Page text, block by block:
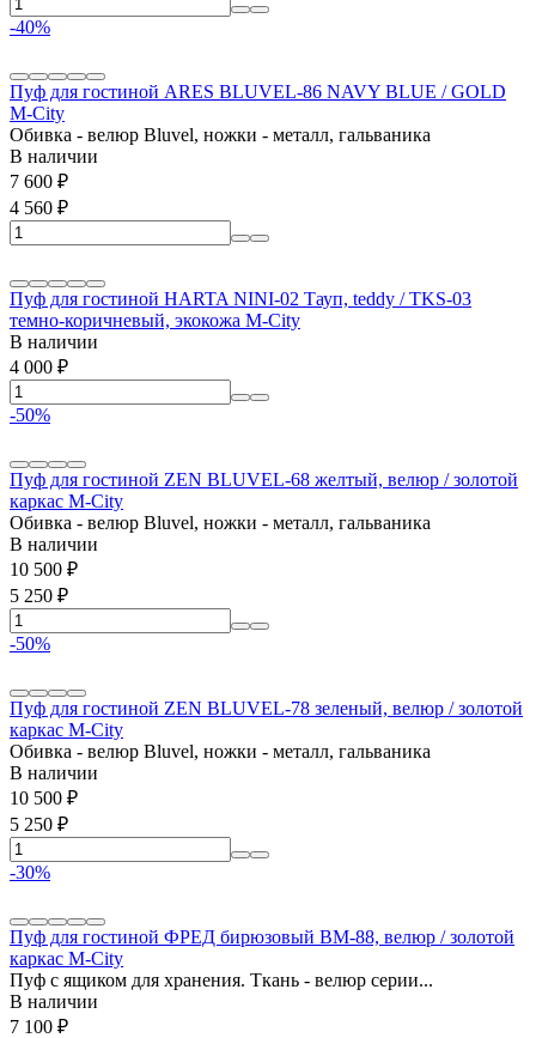
-40%
Пуф для гостиной ARES BLUVEL-86 NAVY BLUE / GOLD
М-City
Обивка - велюр Bluvel, ножки - металл, гальваника
В наличии
7 600 ₽
4 560 ₽
Пуф для гостиной HARTA NINI-02 Тауп, teddy / TKS-03
темно-коричневый, экокожа М-City
В наличии
4 000 ₽
-50%
Пуф для гостиной ZEN BLUVEL-68 желтый, велюр / золотой
каркас М-City
Обивка - велюр Bluvel, ножки - металл, гальваника
В наличии
10 500 ₽
5 250 ₽
-50%
Пуф для гостиной ZEN BLUVEL-78 зеленый, велюр / золотой
каркас М-City
Обивка - велюр Bluvel, ножки - металл, гальваника
В наличии
10 500 ₽
5 250 ₽
-30%
Пуф для гостиной ФРЕД бирюзовый BM-88, велюр / золотой
каркас М-City
Пуф с ящиком для хранения. Ткань - велюр серии...
В наличии
7 100 ₽